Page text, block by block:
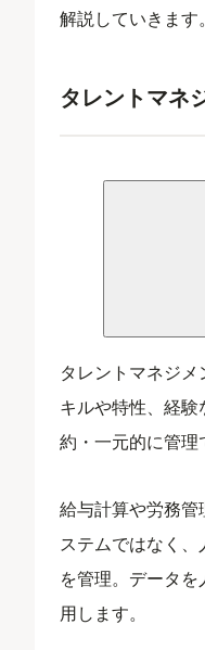
解説していきます。
タレントマネ
タレントマネジ
キルや特性、経
約・一元的に管理
給与計算や労務
ステムではなく
を管理。データ
用します。